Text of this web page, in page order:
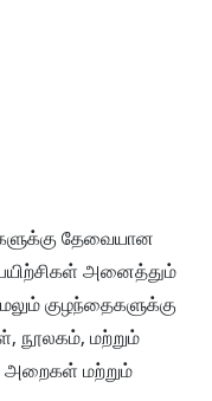
தேவையான
பயிற்சிகள் அனைத்தும்
குழந்தைகளுக்கு
நூலகம், மற்றும்
அறைகள் மற்றும்